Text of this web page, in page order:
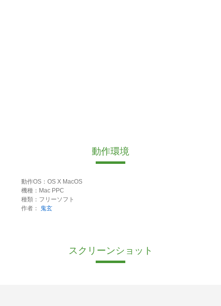
動作環境
動作OS：OS X MacOS
機種：Mac PPC
種類：フリーソフト
作者：
鬼玄
スクリーンショット